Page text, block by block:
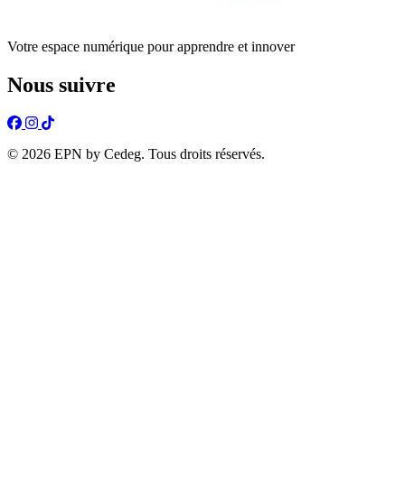
Votre espace numérique pour apprendre et innover
Nous suivre
© 2026 EPN by Cedeg. Tous droits réservés.